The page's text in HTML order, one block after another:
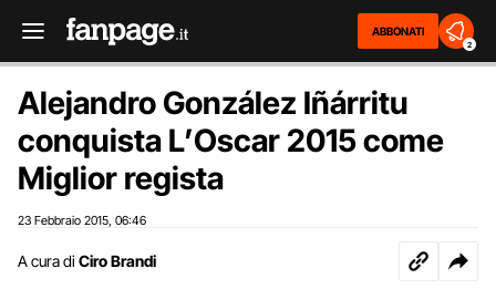
ABBONATI
2
Alejandro González Iñárritu
conquista L’Oscar 2015 come
Miglior regista
23 Febbraio 2015 06:46
A cura di Ciro Brandi